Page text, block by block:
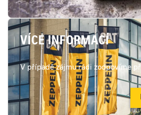
VÍCE INFORMACÍ
V případě zájmu rádi zodpovíme